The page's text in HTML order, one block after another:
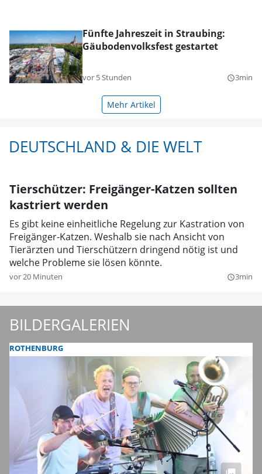
Fünfte Jahreszeit in Straubing:
Gäubodenvolksfest gestartet
vor 5 Stunden query_builder3min
Mehr Artikel
DEUTSCHLAND & DIE WELT
Tierschützer: Freigänger-Katzen sollten
kastriert werden
Es gibt keine einheitliche Regelung zur Kastration von
Freigänger-Katzen. Weshalb sie nach Ansicht von
Tierärzten und Tierschützern dringend nötig ist und
welche Probleme sie lösen könnte.
vor 20 Minuten query_builder3min
BILDERGALERIEN
ROTHENBURG